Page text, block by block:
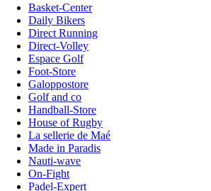
Basket-Center
Daily Bikers
Direct Running
Direct-Volley
Espace Golf
Foot-Store
Galoppostore
Golf and co
Handball-Store
House of Rugby
La sellerie de Maé
Made in Paradis
Nauti-wave
On-Fight
Padel-Expert